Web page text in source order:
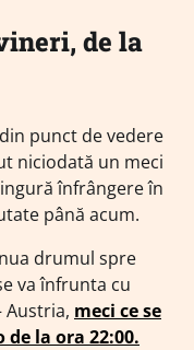
de la
punct de vedere
niciodată un meci
înfrângere în
până acum.
drumul spre
va înfrunta cu
Austria, meci ce se
de la ora 22:00.